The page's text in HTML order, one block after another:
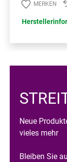
MERKEN
Neue
vieles mehr
Bleiben Sie